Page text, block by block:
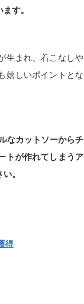
す。
生まれ、着こなしや
嬉しいポイントとな
なカットソーからチ
トが作れてしまうア
。
得